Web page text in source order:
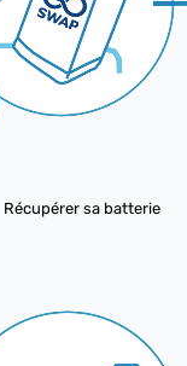
Récupérer sa batterie